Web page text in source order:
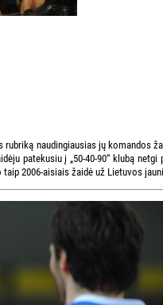
naudingiausias jų komandos
patekusiu į „50-40-90“ klubą
2006-aisiais žaidė už Lietuvos